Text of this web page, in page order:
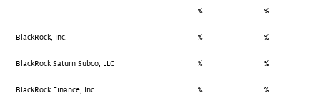
- % %
BlackRock, Inc. % %
BlackRock Saturn Subco, LLC % %
BlackRock Finance, Inc. % %